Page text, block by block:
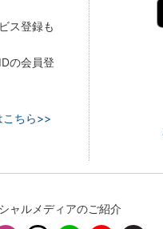
ス登録も
の会員登
こちら>>
ャルメディアのご紹介